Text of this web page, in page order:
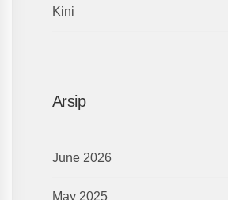
Kini
Arsip
June 2026
May 2025